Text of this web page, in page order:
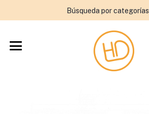
Búsqueda por categorías